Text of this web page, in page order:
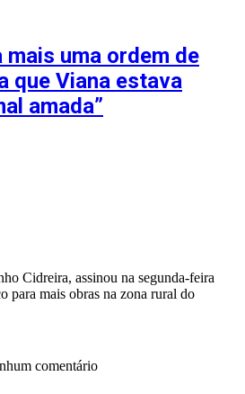
mais uma ordem de
que Viana estava
amada”
Cidreira, assinou na segunda-feira
para mais obras na zona rural do
comentário